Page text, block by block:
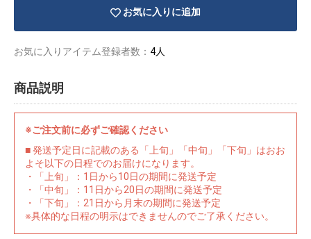
お気に入りに追加
お気に入りアイテム登録者数： 4人
商品説明
※ご注文前に必ずご確認ください
■ 発送予定日に記載のある「上旬」「中旬」「下旬」はおお
よそ以下の日程でのお届けになります。
・「上旬」：1日から10日の期間に発送予定
・「中旬」：11日から20日の期間に発送予定
・「下旬」：21日から月末の期間に発送予定
※具体的な日程の明示はできませんのでご了承ください。
イラストレ
ーター
アダルトグ
ッズ